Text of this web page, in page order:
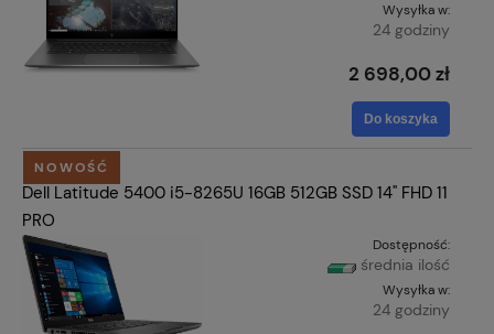
Wysyłka w:
24 godziny
2 698,00 zł
Do koszyka
Dell Latitude 5400 i5-8265U 16GB 512GB SSD 14" FHD 11
PRO
Dostępność:
średnia ilość
Wysyłka w:
24 godziny
NOWOŚĆ